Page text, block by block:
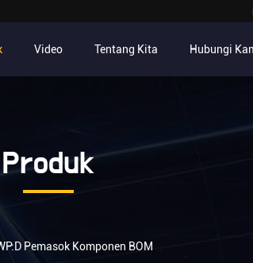
Video Tentang Kita Hubungi
Produk
Pemasok Komponen BOM